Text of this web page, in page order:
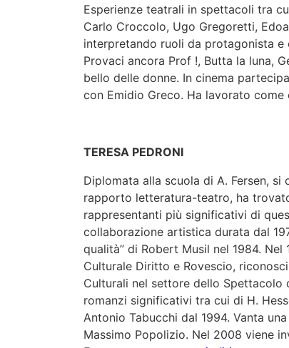
Esperienze teatrali in spettacoli tra
Carlo Croccolo, Ugo Gregoretti,
interpretando ruoli da protagonista
Provaci ancora Prof !, Butta la luna,
bello delle donne. In cinema
con Emidio Greco. Ha lavorato
TERESA PEDRONI
Diplomata alla scuola di A. Fersen,
rapporto letteratura-teatro, ha
rappresentanti più significativi di
collaborazione artistica durata dal
qualità” di Robert Musil nel 1984. Nel
Culturale Diritto e Rovescio,
Culturali nel settore dello Spettacolo
romanzi significativi tra cui di H.
Antonio Tabucchi dal 1994. Vanta
Massimo Popolizio. Nel 2008 viene